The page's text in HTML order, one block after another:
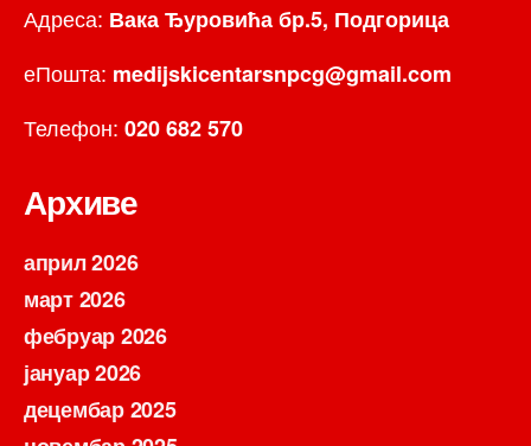
Адреса: Вака Ђуровића бр.5, Подгорица
еПошта: medijskicentarsnpcg@gmail.com
Телефон: 020 682 570
Архиве
април 2026
март 2026
фебруар 2026
јануар 2026
децембар 2025